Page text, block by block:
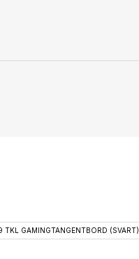
TKL GAMINGTANGENTBORD (SVART)